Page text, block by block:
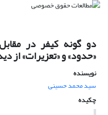
دو گونه کیفر در
«حدود» و «تعزیرات» از
نویسنده
سید محمد حسینی
چکیده